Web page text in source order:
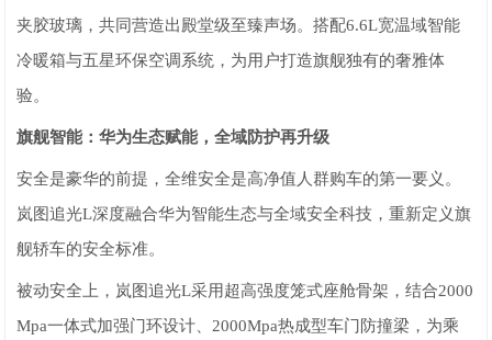
夹胶玻璃，共同营造出殿堂级至臻声场。搭配6.6L宽温域智能
冷暖箱与五星环保空调系统，为用户打造旗舰独有的奢雅体
验。
旗舰智能：华为生态赋能，全域防护再升级
安全是豪华的前提，全维安全是高净值人群购车的第一要义。
岚图追光L深度融合华为智能生态与全域安全科技，重新定义旗
舰轿车的安全标准。
被动安全上，岚图追光L采用超高强度笼式座舱骨架，结合2000
Mpa一体式加强门环设计、2000Mpa热成型车门防撞梁，为乘